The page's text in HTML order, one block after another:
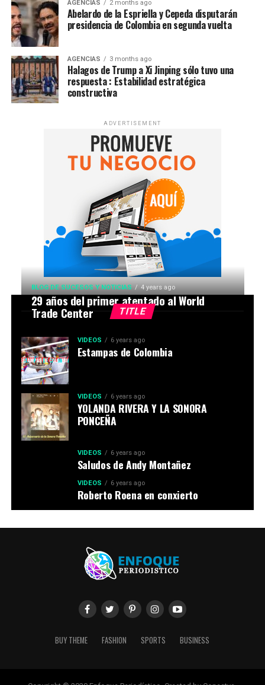
AGENCIAS 2 months ago
Abelardo de la Espriella y Cepeda disputarán
presidencia de Colombia en segunda vuelta
AGENCIAS 3 months ago
Halagos de Trump a Xi Jinping sólo tuvo una
respuesta : Estabilidad estratégica
constructiva
ADVERTISEMENT
TITLE
BLOG DE SUCESOS Y NOTICIAS 4 years ago
29 años del primer atentado al World
Trade Center
VIDEOS 6 years ago
Estampas de Colombia
VIDEOS 6 years ago
YOLANDA RIVERA Y LA SONORA
PONCEÑA
VIDEOS 6 years ago
Saludos de Andy Montañez
VIDEOS 6 years ago
Roberto Roena en conxierto
BUY THEME FASHION SPORTS BUSINESS